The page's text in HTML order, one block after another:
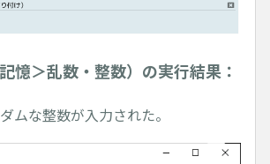
憶＞乱数・整数）の実行結果：
ムな整数が入力された。